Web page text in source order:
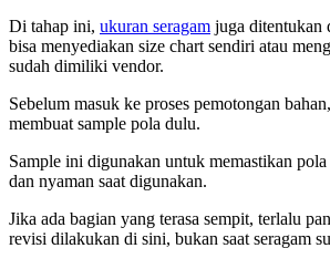
Di tahap ini, ukuran seragam juga ditentukan
bisa menyediakan size chart sendiri atau
sudah dimiliki vendor.
Sebelum masuk ke proses pemotongan
membuat sample pola dulu.
Sample ini digunakan untuk memastikan pola
dan nyaman saat digunakan.
Jika ada bagian yang terasa sempit, terlalu
revisi dilakukan di sini, bukan saat seragam